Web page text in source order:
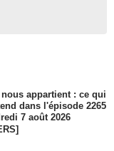
nous appartient : ce qui
dans l'épisode 2265
7 août 2026